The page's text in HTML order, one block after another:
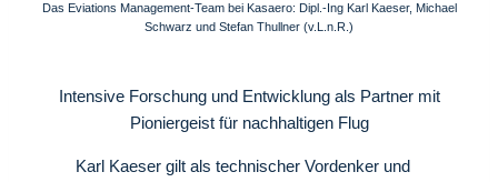
Das Eviations Management-Team bei Kasaero: Dipl.-Ing Karl Kaeser, Michael
Schwarz und Stefan Thullner (v.L.n.R.)
Intensive Forschung und Entwicklung als Partner mit
Pioniergeist für nachhaltigen Flug
Karl Kaeser gilt als technischer Vordenker und